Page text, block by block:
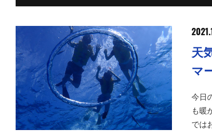
天
マ
今日
も暖
で